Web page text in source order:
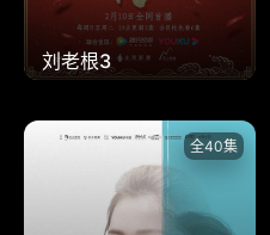
刘老根3
全40集